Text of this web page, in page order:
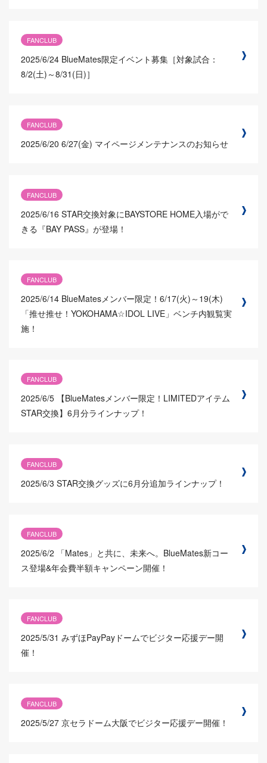
FANCLUB
2025/6/24 BlueMates限定イベント募集［対象試合：
8/2(土)～8/31(日)］
FANCLUB
2025/6/20 6/27(金) マイページメンテナンスのお知らせ
FANCLUB
2025/6/16 STAR交換対象にBAYSTORE HOME入場がで
きる『BAY PASS』が登場！
FANCLUB
2025/6/14 BlueMatesメンバー限定！6/17(火)～19(木)
「推せ推せ！YOKOHAMA☆IDOL LIVE」ベンチ内観覧実
施！
FANCLUB
2025/6/5 【BlueMatesメンバー限定！LIMITEDアイテム
STAR交換】6月分ラインナップ！
FANCLUB
2025/6/3 STAR交換グッズに6月分追加ラインナップ！
FANCLUB
2025/6/2
「Mates」と共に、未来へ。BlueMates新コー
ス登場&年会費半額キャンペーン開催！
FANCLUB
2025/5/31 みずほPayPayドームでビジター応援デー開
催！
FANCLUB
2025/5/27 京セラドーム大阪でビジター応援デー開催！